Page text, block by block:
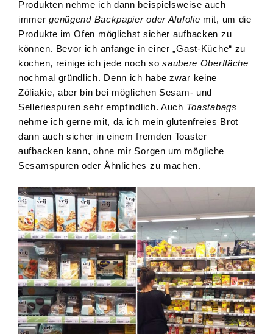
Produkten nehme ich dann beispielsweise auch
immergenügend Backpapier oder Alufolie mit, um die
Produkte im Ofen möglichst sicher aufbacken zu
können. Bevor ich anfange in einer „Gast-Küche“ zu
kochen, reinige ich jede noch sosaubere Oberfläche
nochmal gründlich. Denn ich habe zwar keine
Zöliakie, aber bin bei möglichen Sesam- und
Selleriespuren sehr empfindlich. Auch Toastabags
nehme ich gerne mit, da ich mein glutenfreies Brot
dann auch sicher in einem fremden Toaster
aufbacken kann, ohne mir Sorgen um mögliche
Sesamspuren oder Ähnliches zu machen.